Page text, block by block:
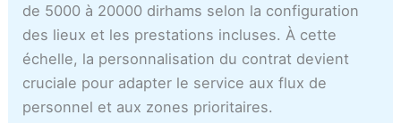
de 5000 à 20000 dirhams selon la configuration
des lieux et les prestations incluses. À cette
échelle, la personnalisation du contrat devient
cruciale pour adapter le service aux flux de
personnel et aux zones prioritaires.